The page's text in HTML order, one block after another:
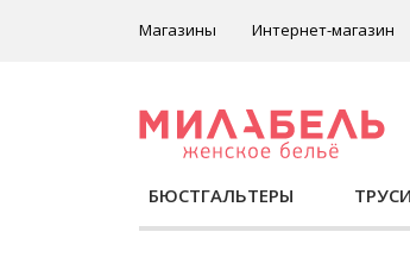
Магазины Интернет-магазин
БЮСТГАЛЬТЕРЫ